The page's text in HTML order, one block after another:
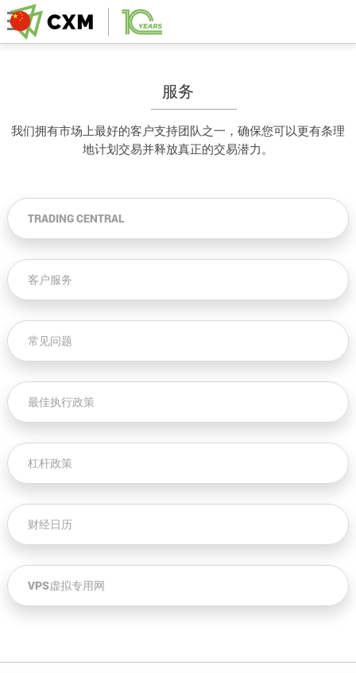
服务
我们拥有市场上最好的客户支持团队之一，确保您可以更有条理
地计划交易并释放真正的交易潜力。
TRADING CENTRAL
客户服务
常见问题
最佳执行政策
杠杆政策
财经日历
VPS虚拟专用网